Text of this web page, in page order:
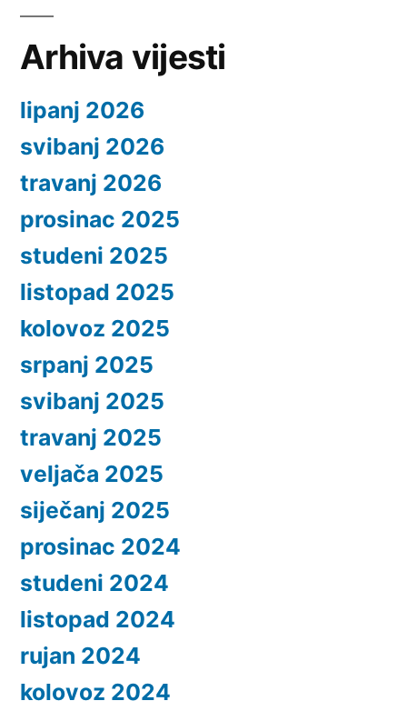
Arhiva vijesti
lipanj 2026
svibanj 2026
travanj 2026
prosinac 2025
studeni 2025
listopad 2025
kolovoz 2025
srpanj 2025
svibanj 2025
travanj 2025
veljača 2025
siječanj 2025
prosinac 2024
studeni 2024
listopad 2024
rujan 2024
kolovoz 2024